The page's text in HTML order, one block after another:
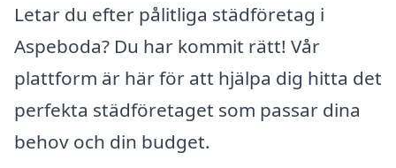
Letar du efter pålitliga städföretag i
Aspeboda? Du har kommit rätt! Vår
plattform är här för att hjälpa dig hitta det
perfekta städföretaget som passar dina
behov och din budget.